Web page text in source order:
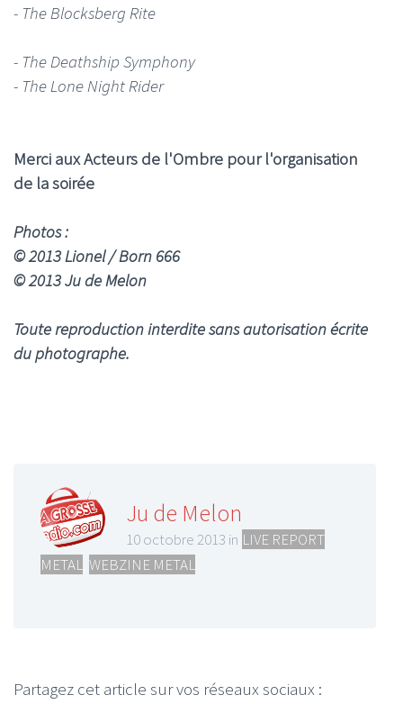
- The Blocksberg Rite
- The Deathship Symphony
- The Lone Night Rider
Merci aux Acteurs de l'Ombre pour l'organisation
de la soirée
Photos :
© 2013 Lionel / Born 666
© 2013 Ju de Melon
Toute reproduction interdite sans autorisation écrite
du photographe.
Ju de Melon
10 octobre 2013 in LIVE REPORT
METAL WEBZINE METAL
Partagez cet article sur vos réseaux sociaux :